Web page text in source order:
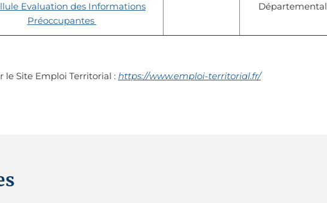
Evaluation des Informations
Préoccupantes
Départemental
le Site Emploi Territorial : https://www.emploi-territorial.fr/